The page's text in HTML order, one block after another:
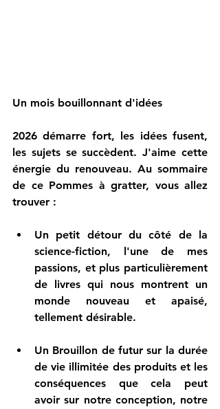
Un mois bouillonnant d'idées
2026 démarre fort, les idées fusent,
les sujets se succèdent. J'aime cette
énergie du renouveau. Au sommaire
de ce Pommes à gratter, vous allez
trouver :
Un petit détour du côté de la
science-fiction, l'une de mes
passions, et plus particulièrement
de livres qui nous montrent un
monde nouveau et apaisé,
tellement désirable.
Un Brouillon de futur sur la durée
de vie illimitée des produits et les
conséquences que cela peut
avoir sur notre conception, notre